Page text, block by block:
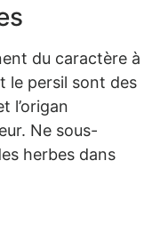
du caractère à
le persil sont des
l’origan
Ne sous-
herbes dans